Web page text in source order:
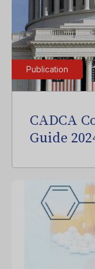
Publication
CADCA
Guide